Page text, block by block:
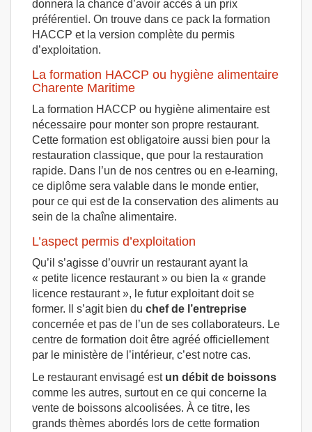
donnera la chance d’avoir accès à un prix
préférentiel. On trouve dans ce pack la formation
HACCP et la version complète du permis
d’exploitation.
La formation HACCP ou hygiène alimentaire
Charente Maritime
La formation HACCP ou hygiène alimentaire est
nécessaire pour monter son propre restaurant.
Cette formation est obligatoire aussi bien pour la
restauration classique, que pour la restauration
rapide. Dans l’un de nos centres ou en e-learning,
ce diplôme sera valable dans le monde entier,
pour ce qui est de la conservation des aliments au
sein de la chaîne alimentaire.
L’aspect permis d’exploitation
Qu’il s’agisse d’ouvrir un restaurant ayant la
« petite licence restaurant » ou bien la « grande
licence restaurant », le futur exploitant doit se
former. Il s’agit bien du chef de l’entreprise
concernée et pas de l’un de ses collaborateurs. Le
centre de formation doit être agréé officiellement
par le ministère de l’intérieur, c’est notre cas.
Le restaurant envisagé est un débit de boissons
comme les autres, surtout en ce qui concerne la
vente de boissons alcoolisées. À ce titre, les
grands thèmes abordés lors de cette formation